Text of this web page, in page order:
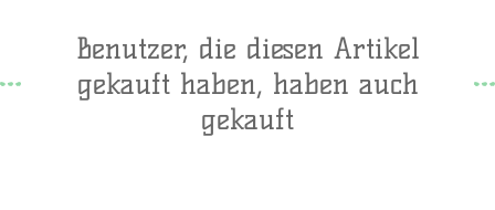
Benutzer, die diesen Artikel
gekauft haben, haben auch
gekauft